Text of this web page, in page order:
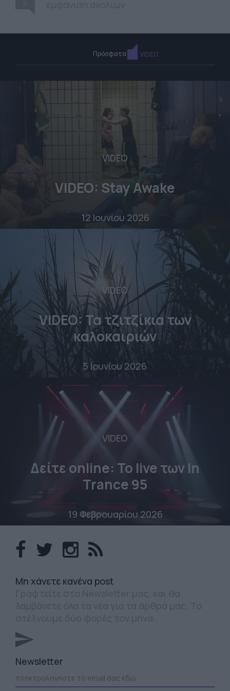
Πρόσφατα VIDEO
VIDEO
VIDEO: Stay Awake
12 Ιουνίου 2026
VIDEO
VIDEO: Τα τζιτζίκια των
καλοκαιριών
5 Ιουνίου 2026
VIDEO
Δείτε online: To live των In
Trance 95
19 Φεβρουαρίου 2026
Mη χάνετε κανένα post
Newsletter